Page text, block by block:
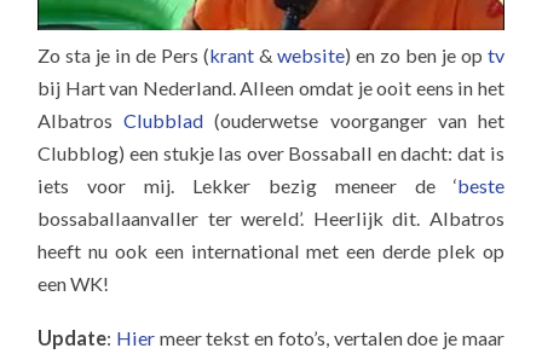
Zo sta je in de Pers (krant&website) en zo ben je op tv
bij Hart van Nederland. Alleen omdat je ooit eens in het
AlbatrosClubblad (ouderwetse voorganger van het
Clubblog) een stukje las over Bossaball en dacht: dat is
iets voor mij. Lekker bezig meneer de ‘beste
bossaballaanvaller ter wereld’. Heerlijk dit. Albatros
heeft nu ook een international met een derde plek op
een WK!
Update: Hier meer tekst en foto’s, vertalen doe je maar